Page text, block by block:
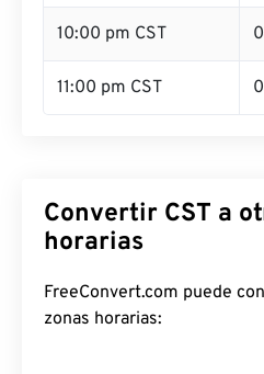
10:00 pm CST
11:00 pm CST
Convertir CST a
horarias
FreeConvert.com puede
zonas horarias: